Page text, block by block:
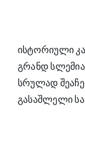
ისტორიული
გრანდ სლემია
სრულად
გასაშლელი